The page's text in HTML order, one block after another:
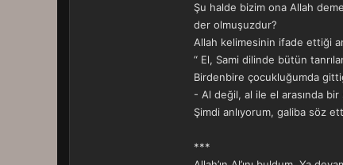
Şu halde bizim ona Allah
der olmuşuzdur?
Allah kelimesinin ifade ettiği
“ El, Sami dilinde bütün
Birdenbire çocukluğumda
- Al değil, al ile el arasında
Şimdi anlıyorum, galiba söz
***